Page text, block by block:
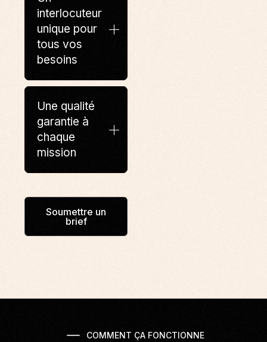
interlocuteur
unique pour
tous vos
besoins
Une qualité
garantie à
chaque
mission
Soumettre un
brief
COMMENT ÇA FONCTIONNE